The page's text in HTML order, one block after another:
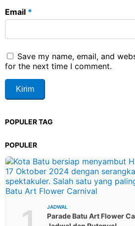
Email *
Save my name, email, and
for the next time I comment.
POPULER TAG
POPULER
JADWAL
Parade Batu Art Flower